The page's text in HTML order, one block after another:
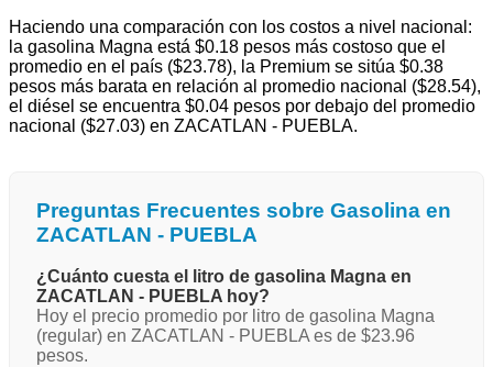
Haciendo una comparación con los costos a nivel nacional:
la gasolina Magna está $0.18 pesos más costoso que el
promedio en el país ($23.78), la Premium se sitúa $0.38
pesos más barata en relación al promedio nacional ($28.54),
el diésel se encuentra $0.04 pesos por debajo del promedio
nacional ($27.03) en ZACATLAN - PUEBLA.
Preguntas Frecuentes sobre Gasolina en
ZACATLAN - PUEBLA
¿Cuánto cuesta el litro de gasolina Magna en
ZACATLAN - PUEBLA hoy?
Hoy el precio promedio por litro de gasolina Magna
(regular) en ZACATLAN - PUEBLA es de $23.96
pesos.